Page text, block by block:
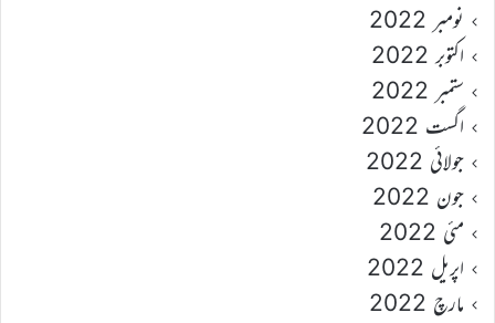
نومبر 2022
اکتوبر 2022
ستمبر 2022
اگست 2022
جولائی 2022
جون 2022
مئی 2022
اپریل 2022
مارچ 2022